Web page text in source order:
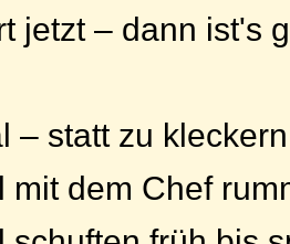
jetzt – dann ist's
– statt zu
mit dem Chef